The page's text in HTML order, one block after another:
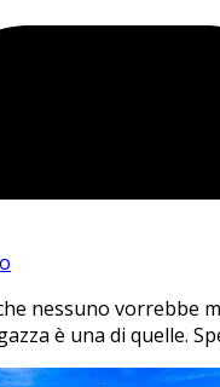
nessuno vorrebbe
è una di quelle.